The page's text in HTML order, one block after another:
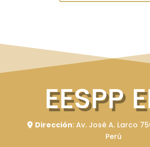
EESPP
Dirección: Av. José A. Larco
Perú